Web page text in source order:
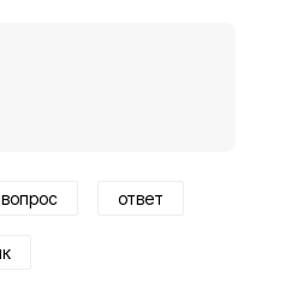
вопрос ответ